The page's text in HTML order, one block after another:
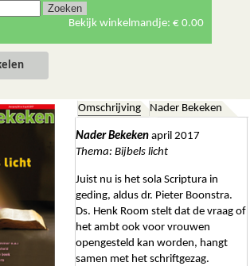
Bekijk winkelmandje: € 0.00
Omschrijving
Nader Bekeken april 2017
Thema: Bijbels licht
Juist nu is het sola Scriptura in
geding, aldus dr. Pieter Boonstra.
Ds. Henk Room stelt dat de vraag of
het ambt ook voor vrouwen
opengesteld kan worden, hangt
samen met het schriftgezag.
Nader Bekeken